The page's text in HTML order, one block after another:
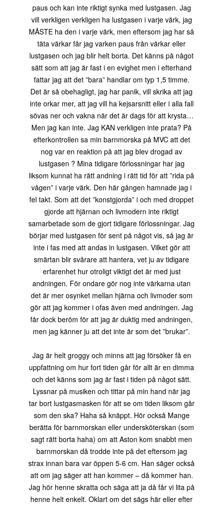
paus och kan inte riktigt synka med lustgasen. Jag
vill verkligen verkligen ha lustgasen i varje värk, jag
MÅSTE ha den i varje värk, men eftersom jag har så
täta värkar får jag varken paus från värkar eller
lustgasen och jag blir helt borta. Det känns på något
sätt som att jag är fast i en evighet men i efterhand
fattar jag att det ”bara” handlar om typ 1,5 timme.
Det är så obehagligt, jag har panik, vill skrika att jag
inte orkar mer, att jag vill ha kejsarsnitt eller i alla fall
sövas ner och vakna när det är dags för att krysta…
Men jag kan inte. Jag KAN verkligen inte prata? På
efterkontrollen sa min barnmorska på MVC att det
nog var en reaktion på att jag blev drogad av
lustgasen ? Mina tidigare förlossningar har jag
liksom kunnat ha rätt andning i rätt tid för att ”rida på
vågen” i varje värk. Den här gången hamnade jag i
fel takt. Som att det ”konstgjorda” i och med droppet
gjorde att hjärnan och livmodern inte riktigt
samarbetade som de gjort tidigare förlossningar. Jag
börjar med lustgasen för sent på något vis, så jag är
inte i fas med att andas in lustgasen. Vilket gör att
smärtan blir svårare att hantera, vet ju av tidigare
erfarenhet hur otroligt viktigt det är med just
andningen. För ondare gör nog inte värkarna utan
det är mer osynket mellan hjärna och livmoder som
gör att jag kommer i ofas även med andningen. Jag
får dock beröm för att jag är duktig med andningen,
men jag känner ju att det inte är som det ”brukar”.
Jag är helt groggy och minns att jag försöker få en
uppfattning om hur fort tiden går för allt är en dimma
och det känns som jag är fast i tiden på något sätt.
Lyssnar på musiken och tittar på min hand när jag
tar bort lustgasmasken för att se om tiden liksom går
som den ska? Haha så knäppt. Hör också Mange
berätta för barnmorskan eller undersköterskan (som
sagt rätt borta haha) om att Aston kom snabbt men
barnmorskan då trodde inte på det eftersom jag
strax innan bara var öppen 5-6 cm. Han säger också
att om jag säger att han kommer – då kommer han.
Jag hör henne skratta och säga att ja då får vi lita på
henne helt enkelt. Oklart om det sägs här eller efter